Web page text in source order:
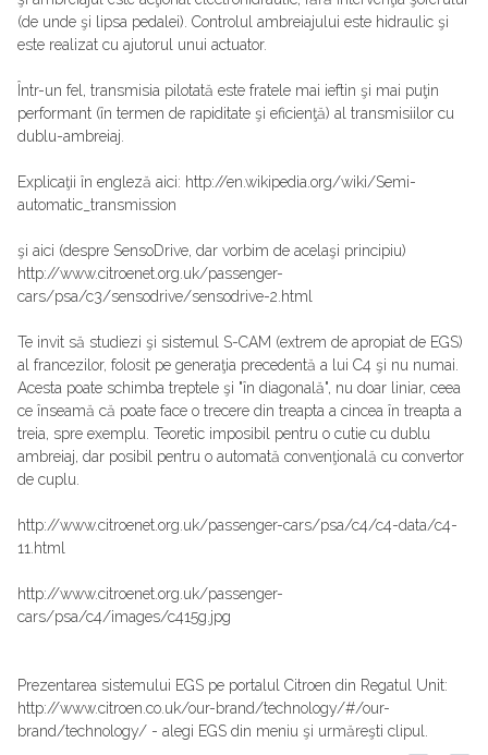
(de unde şi lipsa pedalei). Controlul ambreiajului este hidraulic şi
este realizat cu ajutorul unui actuator.
Într-un fel, transmisia pilotată este fratele mai ieftin şi mai puţin
performant (în termen de rapiditate şi eficienţă) al transmisiilor cu
dublu-ambreiaj.
Explicaţii în engleză aici: http://en.wikipedia.org/wiki/Semi-
automatic_transmission
şi aici (despre SensoDrive, dar vorbim de acelaşi principiu)
http://www.citroenet.org.uk/passenger-
cars/psa/c3/sensodrive/sensodrive-2.html
Te invit să studiezi şi sistemul S-CAM (extrem de apropiat de EGS)
al francezilor, folosit pe generaţia precedentă a lui C4 şi nu numai.
Acesta poate schimba treptele şi "în diagonală", nu doar liniar, ceea
ce înseamă că poate face o trecere din treapta a cincea în treapta a
treia, spre exemplu. Teoretic imposibil pentru o cutie cu dublu
ambreiaj, dar posibil pentru o automată convenţională cu convertor
de cuplu.
http://www.citroenet.org.uk/passenger-cars/psa/c4/c4-data/c4-
11.html
http://www.citroenet.org.uk/passenger-
cars/psa/c4/images/c415g.jpg
Prezentarea sistemului EGS pe portalul Citroen din Regatul Unit:
http://www.citroen.co.uk/our-brand/technology/#/our-
brand/technology/ - alegi EGS din meniu şi urmăreşti clipul.